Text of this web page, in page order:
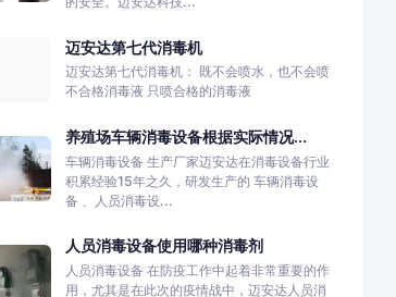
迈安达第七代消毒机
迈安达第七代消毒机： 既不会喷水，也不会喷
不合格消毒液 只喷合格的消毒液
养殖场车辆消毒设备根据实际情况...
车辆消毒设备 生产厂家迈安达在消毒设备行业
积累经验15年之久，研发生产的 车辆消毒设
备 、人员消毒设...
人员消毒设备使用哪种消毒剂
人员消毒设备 在防疫工作中起着非常重要的作
用，尤其是在此次的疫情战中，迈安达人员消